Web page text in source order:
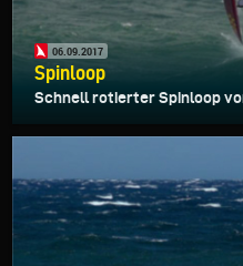
06.09.2017
Spinloop
Schnell rotierter Spinloop